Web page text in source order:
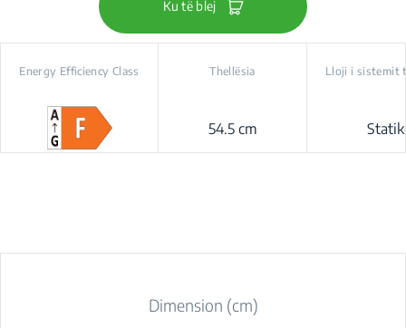
Ku të blej
Energy Efficiency Class Thellësia
54.5 cm
Lloji i sistemit
Dimension (cm)